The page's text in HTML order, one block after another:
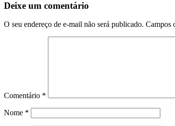
Deixe um comentário
O seu endereço de e-mail não será publicado. Campos
Comentário *
Nome *